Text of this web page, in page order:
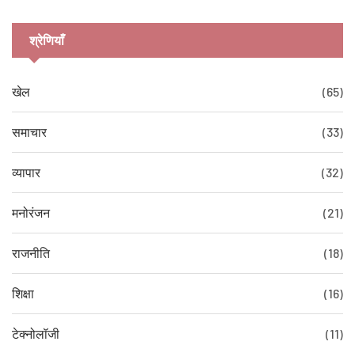
श्रेणियाँ
खेल (65)
समाचार (33)
व्यापार (32)
मनोरंजन (21)
राजनीति (18)
शिक्षा (16)
टेक्नोलॉजी (11)